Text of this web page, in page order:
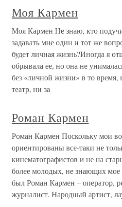
Моя Кармен
Моя Кармен Не знаю, кто
задавать мне один и тот же
будет личная жизнь?Иногда я
обрывала ее, но она не
без «личной жизни» в то время,
театр, ни за
Роман Кармен
Роман Кармен Поскольку мои
ориентированы все-таки не
кинематографистов и не на
более молодых, не знающих
был Роман Кармен – оператор,
журналист. Народный артист,